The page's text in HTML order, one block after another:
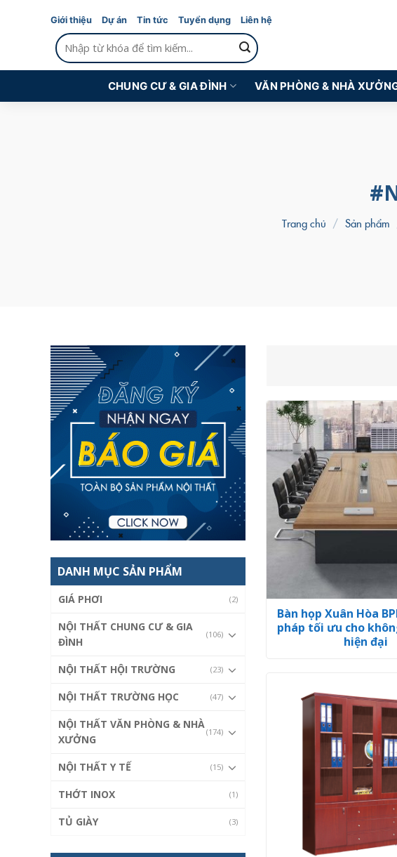
Giới thiệu Dự án Tin tức Tuyển dụng Liên hệ
Tìm
kiếm:
CHUNG CƯ & GIA ĐÌNH VĂN PHÒNG & NHÀ
Trang chủ / Sản phẩm
DANH MỤC SẢN PHẨM
GIÁ PHƠI (2)
NỘI THẤT CHUNG CƯ & GIA
ĐÌNH
(106)
NỘI THẤT HỘI TRƯỜNG (23)
NỘI THẤT TRƯỜNG HỌC (47)
NỘI THẤT VĂN PHÒNG & NHÀ
XƯỞNG
(174)
NỘI THẤT Y TẾ (15)
THỚT INOX (1)
TỦ GIÀY (3)
Bàn họp Xuân Hòa
pháp tối ưu cho
hiện đại